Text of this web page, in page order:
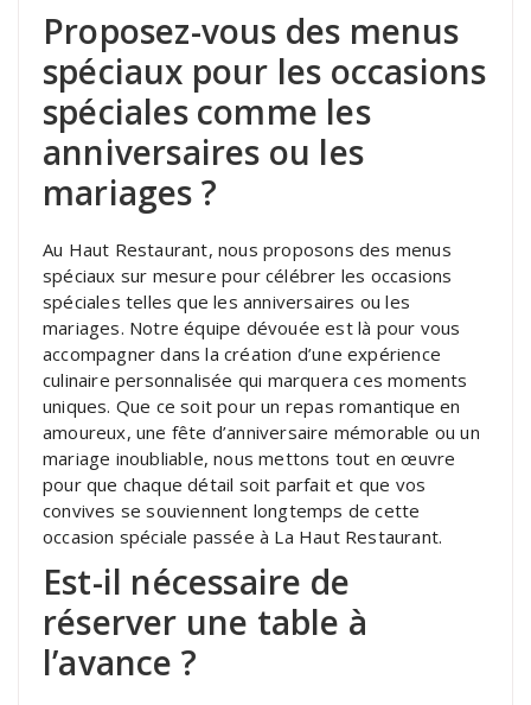
Proposez-vous des menus
spéciaux pour les occasions
spéciales comme les
anniversaires ou les
mariages ?
Au Haut Restaurant, nous proposons des menus
spéciaux sur mesure pour célébrer les occasions
spéciales telles que les anniversaires ou les
mariages. Notre équipe dévouée est là pour vous
accompagner dans la création d’une expérience
culinaire personnalisée qui marquera ces moments
uniques. Que ce soit pour un repas romantique en
amoureux, une fête d’anniversaire mémorable ou un
mariage inoubliable, nous mettons tout en œuvre
pour que chaque détail soit parfait et que vos
convives se souviennent longtemps de cette
occasion spéciale passée à La Haut Restaurant.
Est-il nécessaire de
réserver une table à
l’avance ?